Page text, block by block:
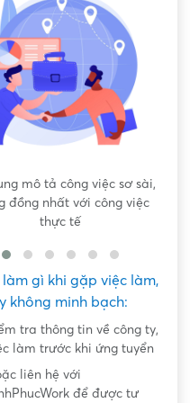
mô tả công việc sơ sài,
đồng nhất với công việc
thực tế
làm gì khi gặp việc làm,
không minh bạch:
tra thông tin về công ty,
làm trước khi ứng tuyển
liên hệ với
để được tư